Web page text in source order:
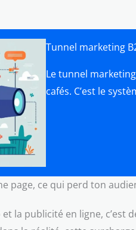
Tunnel marketing
Le tunnel
cafés. C’est le
page, ce qui perd ton
la publicité en ligne, c’est